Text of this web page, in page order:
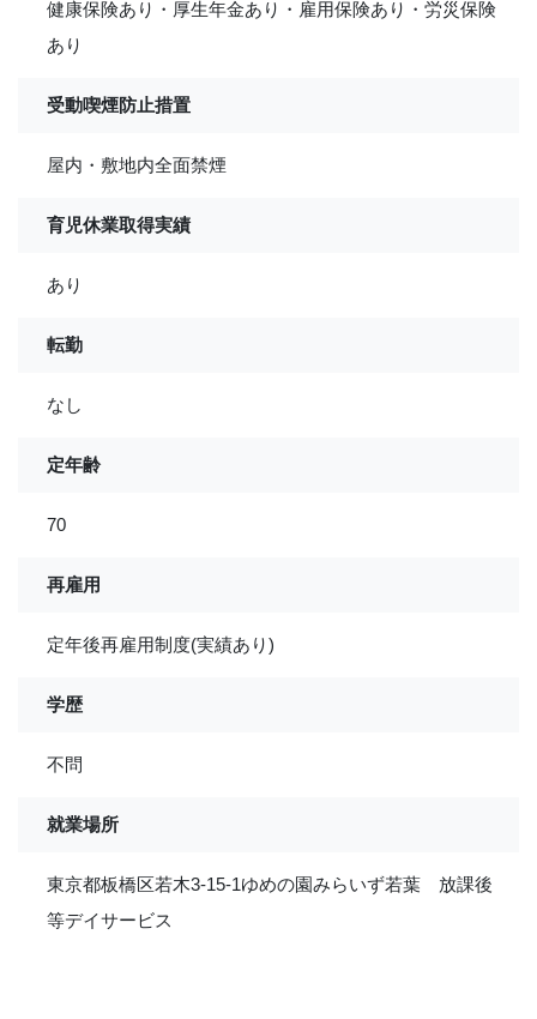
健康保険あり・厚生年金あり・雇用保険あり・労災保険
あり
受動喫煙防止措置
屋内・敷地内全面禁煙
育児休業取得実績
あり
転勤
なし
定年齢
70
再雇用
定年後再雇用制度(実績あり)
学歴
不問
就業場所
東京都板橋区若木3-15-1ゆめの園みらいず若葉 放課後
等デイサービス